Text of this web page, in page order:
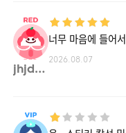
jhjdd**
너무 마음에 들어
2026.08.07